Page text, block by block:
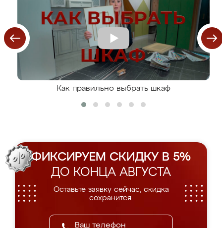
Как правильно выбрать шкаф
ФИКСИРУЕМ СКИДКУ В 5%
ДО КОНЦА АВГУСТА
Оставьте заявку сейчас, скидка
сохранится.